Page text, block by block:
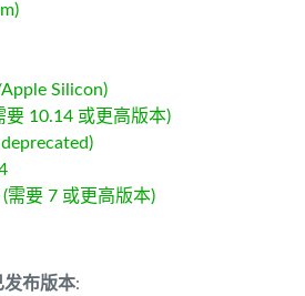
Silicon)
要 10.14 或更高版本)
需要 7 或更高版本)
发布版本: